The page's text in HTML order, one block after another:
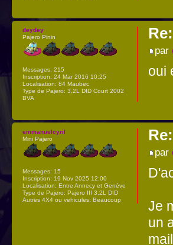
par
oui
deydey
Pajero Pinin
Messages: 215
Inscription: 24 Mar 2016 10:25
Localisation: 84 Maubec
Type de Pajero: 3,2L DID Court 2002
BVA
par
Je
un
emmanuelcyril
Mini Pajero
Messages: 15
Inscription: 19 Nov 2025 12:00
Localisation: Entre Annecy et Genève
Type de Pajero: Pajero III 3,2L DID
Autres 4X4 ou vehicules: Beaucoup